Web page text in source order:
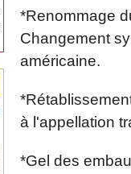
*Renommage
Changement
américaine.
à l'appellation
*Gel des